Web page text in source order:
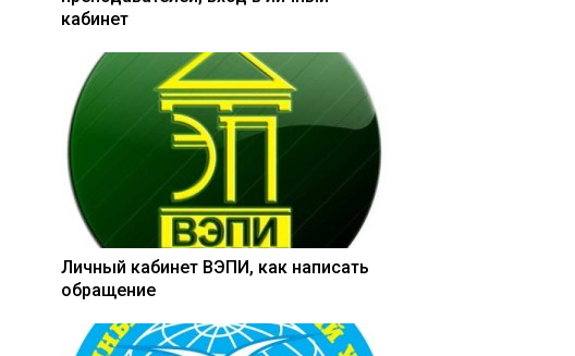
кабинет
Личный кабинет ВЭПИ, как написать
обращение